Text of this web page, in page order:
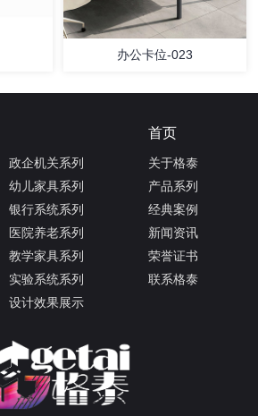
办公卡位-023
政企机关系列
幼儿家具系列
银行系统系列
医院养老系列
教学家具系列
实验系统系列
设计效果展示
首页
关于格泰
产品系列
经典案例
新闻资讯
荣誉证书
联系格泰